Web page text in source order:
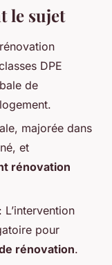
le sujet
DPE
de
majorée dans
et
rénovation
: L’intervention
pour
rénovation.